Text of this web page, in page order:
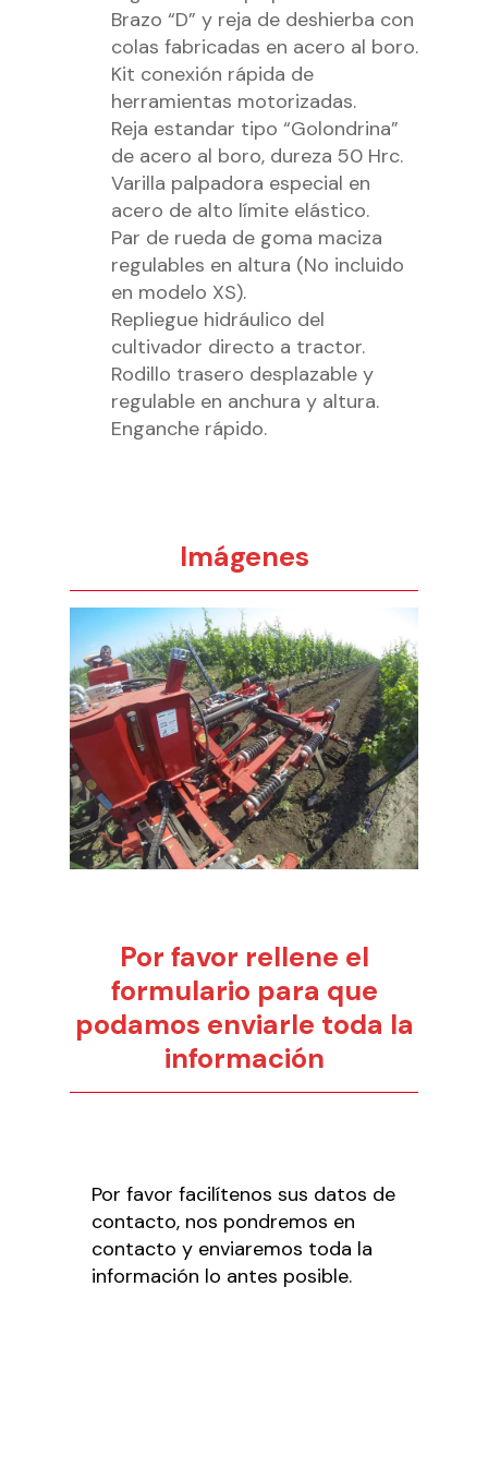
Brazo “D” y reja de deshierba con
colas fabricadas en acero al boro.
Kit conexión rápida de
herramientas motorizadas.
Reja estandar tipo “Golondrina”
de acero al boro, dureza 50 Hrc.
Varilla palpadora especial en
acero de alto límite elástico.
Par de rueda de goma maciza
regulables en altura (No incluido
en modelo XS).
Repliegue hidráulico del
cultivador directo a tractor.
Rodillo trasero desplazable y
regulable en anchura y altura.
Enganche rápido.
Imágenes
Por favor rellene el
formulario para que
podamos enviarle toda la
información
Por favor facilítenos sus datos de
contacto, nos pondremos en
contacto y enviaremos toda la
información lo antes posible.